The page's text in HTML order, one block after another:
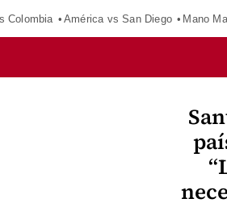
Colombia América vs San Diego Mano